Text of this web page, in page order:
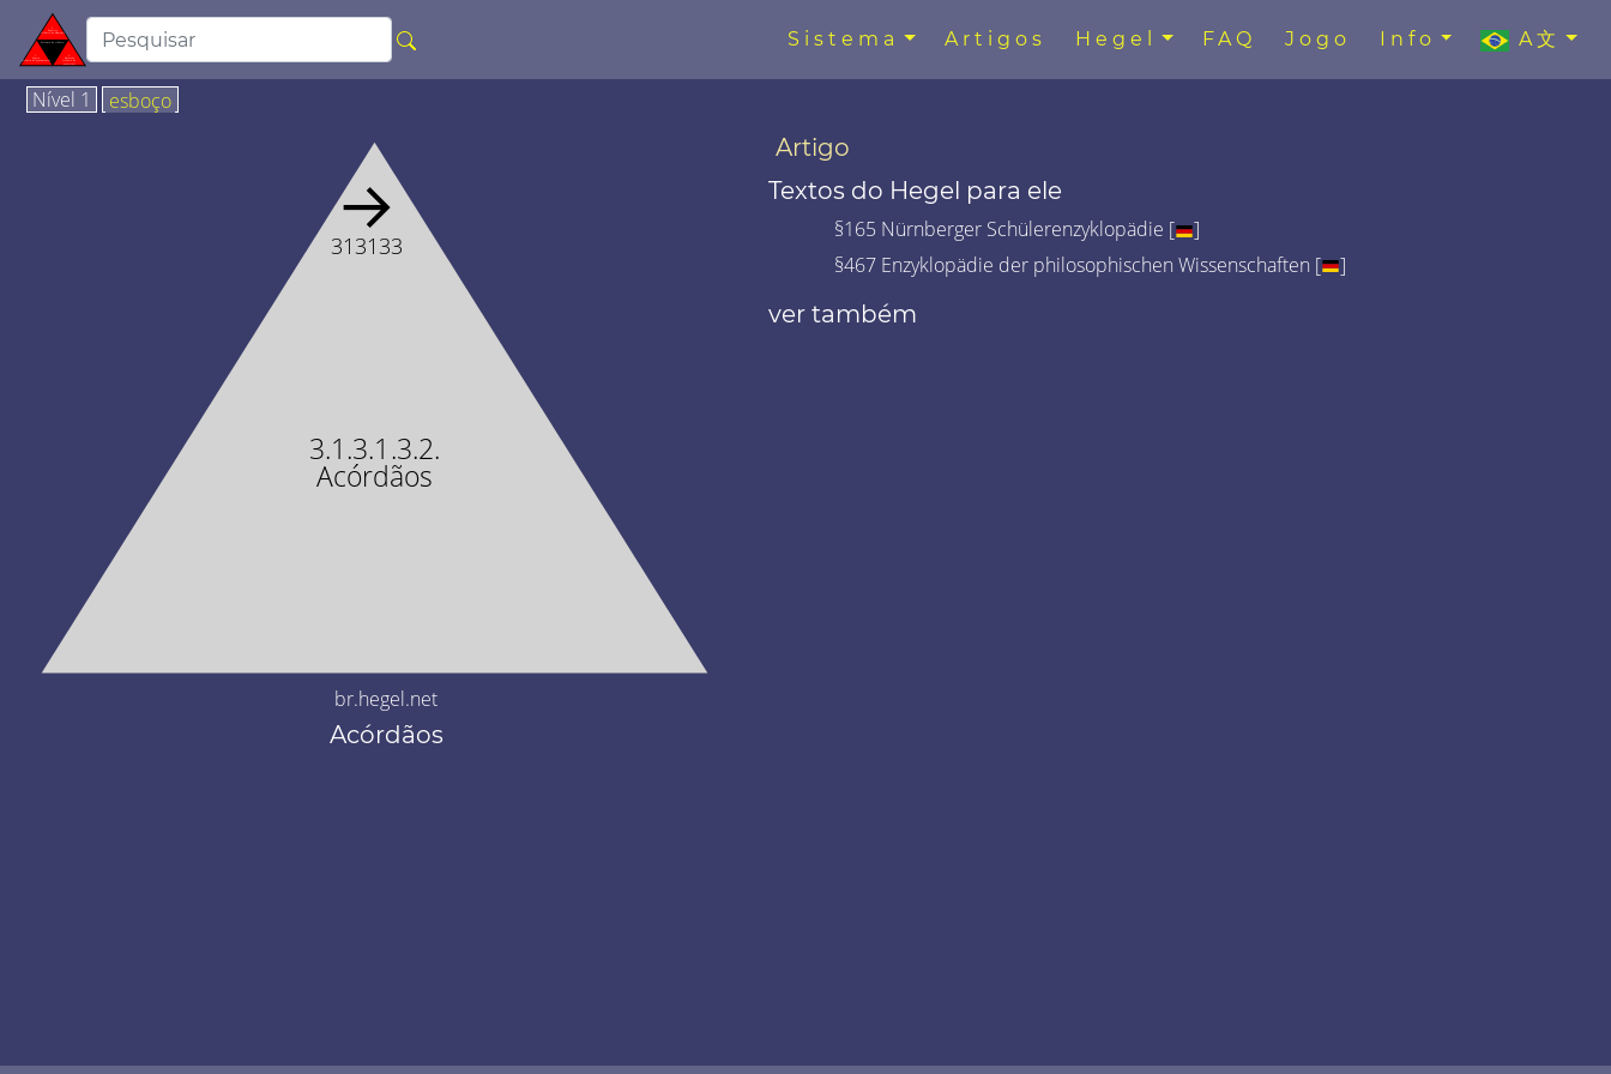
Sistema Artigos Hegel FAQ Jogo Info A文
Nível 1 esboço
3.1.3.1.3.2.
Acórdãos
→
313133
br.hegel.net
Acórdãos
Artigo
Textos do Hegel para ele
§165 Nürnberger Schülerenzyklopädie [
]
§467 Enzyklopädie der philosophischen Wissenschaften [
]
ver também